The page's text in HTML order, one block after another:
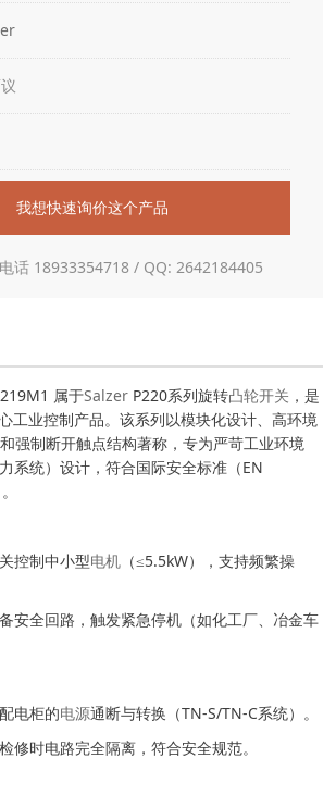
我想快速询价这个产品
话 18933354718 / QQ: 2642184405
属于Salzer P220系列旋转凸轮开关 ，是
工业控制产品。该系列以模块化设计、高环境
强制断开触点结构著称，专为严苛工业环境
系统）设计，符合国际安全标准（EN
控制中小型电机 （≤5.5kW），支持频繁操
安全回路，触发紧急停机（如化工厂、冶金车
电柜的电源通断与转换（TN-S/TN-C系统）。
修时电路完全隔离，符合安全规范。